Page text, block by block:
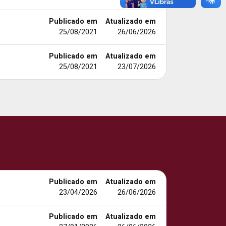
Publicado em
25/08/2021
Atualizado em
26/06/2026
Publicado em
25/08/2021
Atualizado em
23/07/2026
Publicado em
23/04/2026
Atualizado em
26/06/2026
Publicado em
Atualizado em